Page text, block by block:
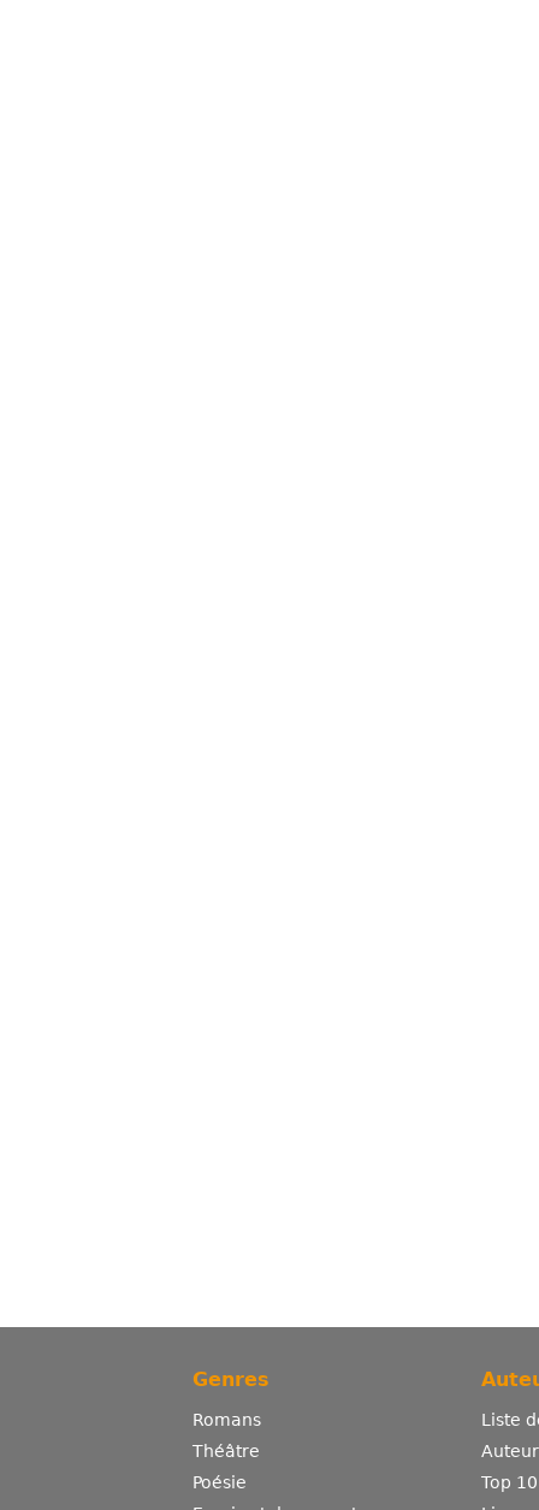
Genres
Romans
Théâtre
Poésie
Liste
Top